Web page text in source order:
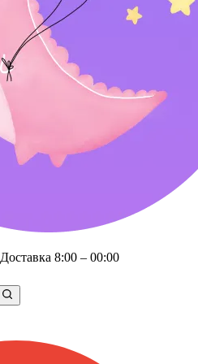
Доставка 8:00 – 00:00